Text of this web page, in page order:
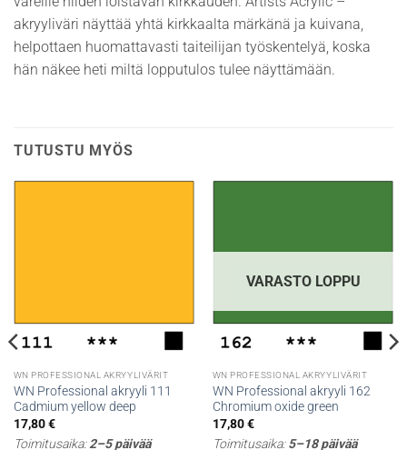
akryyliväri näyttää yhtä kirkkaalta märkänä ja kuivana,
helpottaen huomattavasti taiteilijan työskentelyä, koska
hän näkee heti miltä lopputulos tulee näyttämään.
TUTUSTU MYÖS
WN PROFESSIONAL AKRYYLIVÄRIT
WN Professional akryyli 111
Cadmium yellow deep
17,80€
Toimitusaika:2–5 päivää
VARASTO LOPPU
WN PROFESSIONAL AKRYYLIVÄRIT
WN Professional akryyli 162
Chromium oxide green
17,80€
Toimitusaika:5–18 päivää